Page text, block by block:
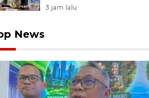
3 jam lalu
News